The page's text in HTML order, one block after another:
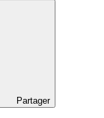
Partager